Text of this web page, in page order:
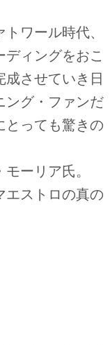
ワール時代、
ィングをおこ
させていき日
ング・ファンだ
とっても驚きの
ーリア氏。
エストロの真の